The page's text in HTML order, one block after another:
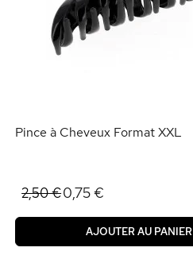
Pince à Cheveux Format XXL
2,50 €0,75 €
AJOUTER AU PANIER